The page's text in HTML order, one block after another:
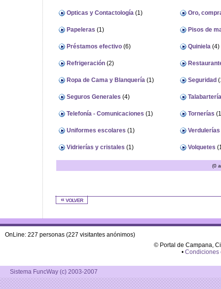
Opticas y Contactología(1) Oro,
Papeleras (1) Pisos de
Préstamos efectivo(6) Quiniela(4)
Refrigeración(2)
Ropa de Cama y Blanquería(1) Seguridad
Seguros Generales (4)
Telefonía - Comunicaciones (1) Tornerías
Uniformes escolares (1) Verdulerías
Vidrierías y cristales (1) Volquetes
(0
« volver
OnLine: 227 personas (227 visitantes anónimos)
© Portal de Campana,
• Condiciones
Sistema FuncWay (c) 2003-2007